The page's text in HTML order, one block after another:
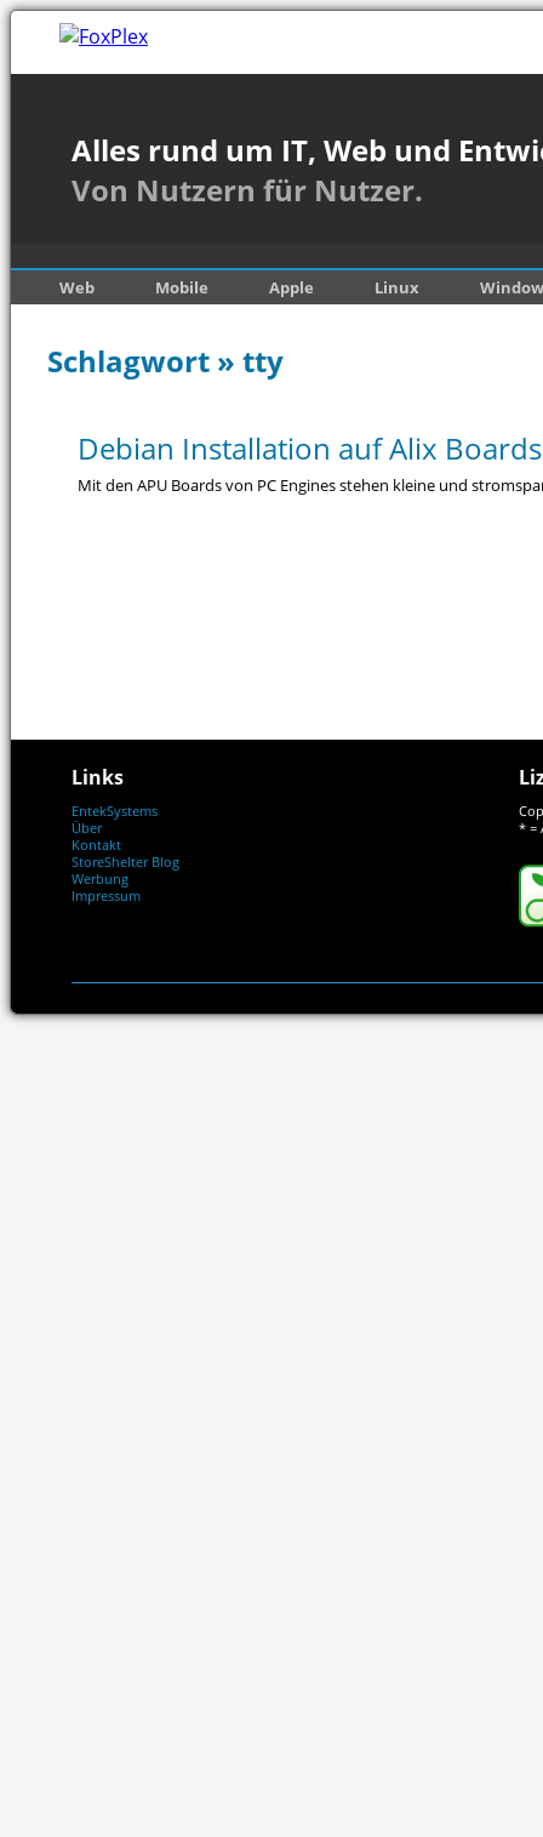
Alles rund um IT, Web und
Von Nutzern für Nutzer.
Web Mobile Apple Linux
Schlagwort » tty
Debian Installation auf Alix
Mit den APU Boards von PC Engines stehen kleine und
Links
EntekSystems
Über
Kontakt
StoreShelter Blog
Werbung
Impressum
* =